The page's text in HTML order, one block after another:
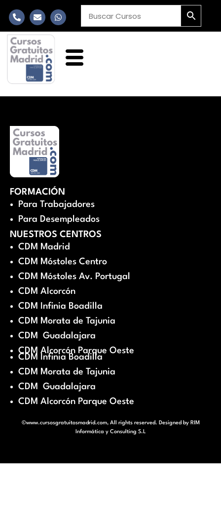
FORMACIÓN
Para Trabajadores
Para Desempleados
NUESTROS CENTROS
CDM Madrid
CDM Móstoles Centro
CDM Móstoles Av. Portugal
CDM Alcorcón
CDM Infinia Boadilla
CDM Morata de Tajunia
CDM Guadalajara
CDM Alcorcón Parque Oeste
CDM Infinia Boadilla
CDM Morata de Tajunia
CDM Guadalajara
CDM Alcorcón Parque Oeste
©www.cursosgratuitosmadrid.com, All rights reserved. Designed by RIM
Informática y Consulting S.L